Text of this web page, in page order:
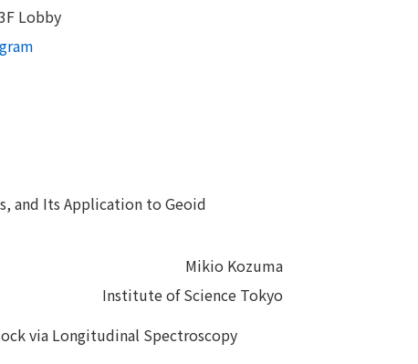
Lobby
and Its Application to Geoid
Mikio Kozuma
Institute of Science Tokyo
via Longitudinal Spectroscopy